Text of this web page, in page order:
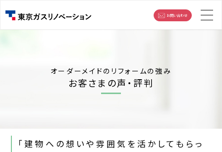
お問い合わせ
オーダーメイドのリフォームの強み
お客さまの声・評判
「建物への想いや雰囲気を活かしてもらっ